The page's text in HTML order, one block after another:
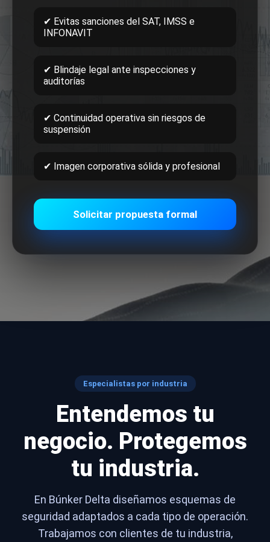
✔ Evitas sanciones del SAT, IMSS e
INFONAVIT
✔ Blindaje legal ante inspecciones y
auditorías
✔ Continuidad operativa sin riesgos de
suspensión
✔ Imagen corporativa sólida y profesional
Solicitar propuesta formal
Especialistas por industria
Entendemos tu
negocio. Protegemos
tu industria.
En Búnker Delta diseñamos esquemas de
seguridad adaptados a cada tipo de operación.
Trabajamos con clientes de tu industria,